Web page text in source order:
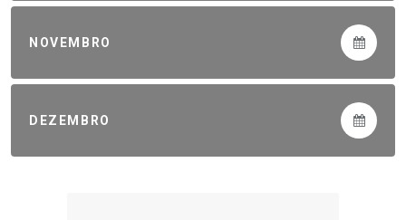
NOVEMBRO
DEZEMBRO